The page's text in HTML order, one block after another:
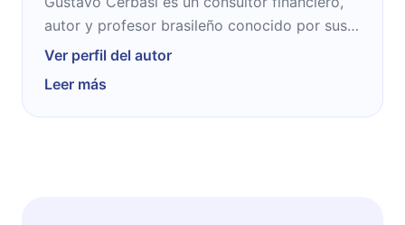
autor y profesor brasileño conocido por sus
publicaciones sobre finanzas, planeamiento
quince títulos, que significaron más de 1.7
millones de ventas. Además ha sido
Ver perfil del autor
Leer más